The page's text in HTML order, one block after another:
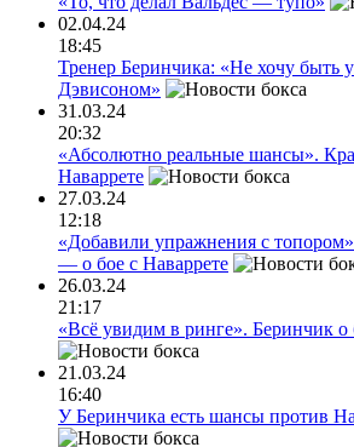
02.04.24
18:45
Тренер Беринчика: «Не хочу быть
Дэвисоном»
31.03.24
20:32
«Абсолютно реальные шансы».
Наваррете
27.03.24
12:18
«Добавили упражнения с
— о бое с Наваррете
26.03.24
21:17
«Всё увидим в ринге». Беринчик о
21.03.24
16:40
У Беринчика есть шансы против